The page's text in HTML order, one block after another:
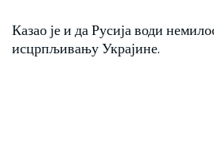
Казао је и да Русија води
исцрпљивању Украјине.